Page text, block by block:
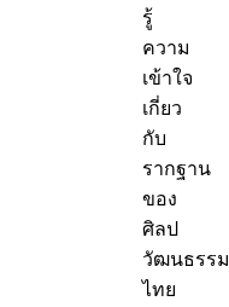
รู้
ความ
เข้าใจ
เกี่ยว
กับ
รากฐาน
ของ
ศิลป
วัฒนธรรม
ไทย